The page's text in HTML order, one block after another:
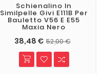
Schienalino In
Similpelle Givi E111B Per
Bauletto V56 E E55
Maxia Nero
38,48 € 52,00 €